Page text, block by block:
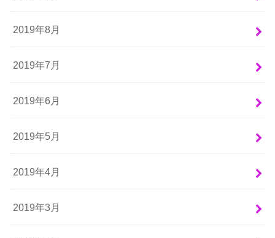
2019年8月
2019年7月
2019年6月
2019年5月
2019年4月
2019年3月